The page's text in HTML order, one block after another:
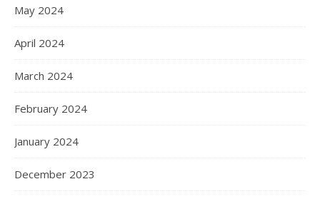
May 2024
April 2024
March 2024
February 2024
January 2024
December 2023